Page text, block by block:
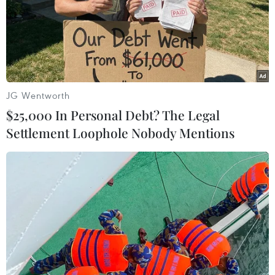
TIN LIÊN QUAN
JG Wentworth
$25,000 In Personal Debt? The Legal
Settlement Loophole Nobody Mentions